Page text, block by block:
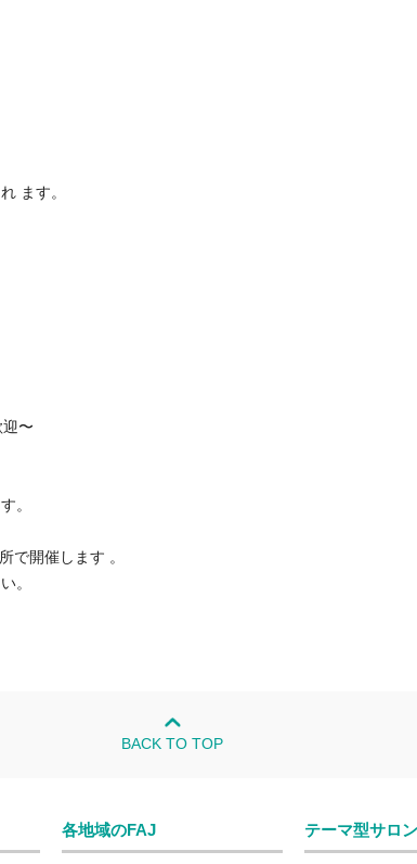
ます。
迎〜
。
開催します 。
。
BACK TO TOP
各地域のFAJ テーマ型サロン